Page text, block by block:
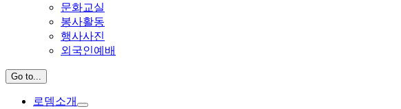
문화교실
봉사활동
행사사진
외국인예배
Go to...
로뎀소개